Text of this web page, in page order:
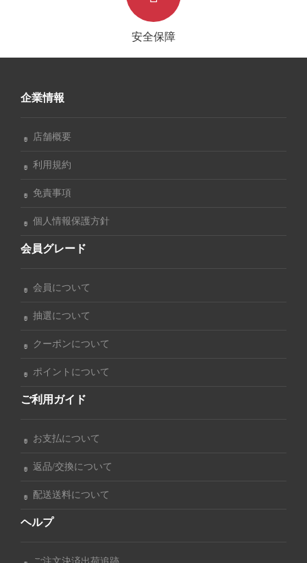
安全保障
企業情報
店舗概要
利用規約
免責事項
個人情報保護方針
会員グレード
会員について
抽選について
クーポンについて
ポイントについて
ご利用ガイド
お支払について
返品/交換について
配送送料について
ヘルプ